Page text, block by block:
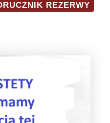
REZERWY